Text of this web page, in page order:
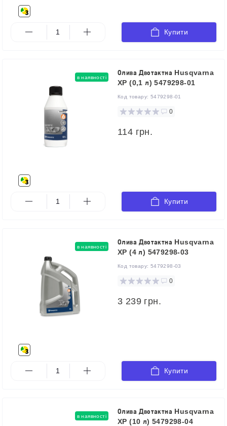
Купити
в наявності
Олива Двотактна Husqvarna
XP (0,1 л) 5479298-01
Код товару: 5479298-01
0
114 грн.
Купити
в наявності
Олива Двотактна Husqvarna
XP (4 л) 5479298-03
Код товару: 5479298-03
0
3 239 грн.
Купити
в наявності
Олива Двотактна Husqvarna
XP (10 л) 5479298-04